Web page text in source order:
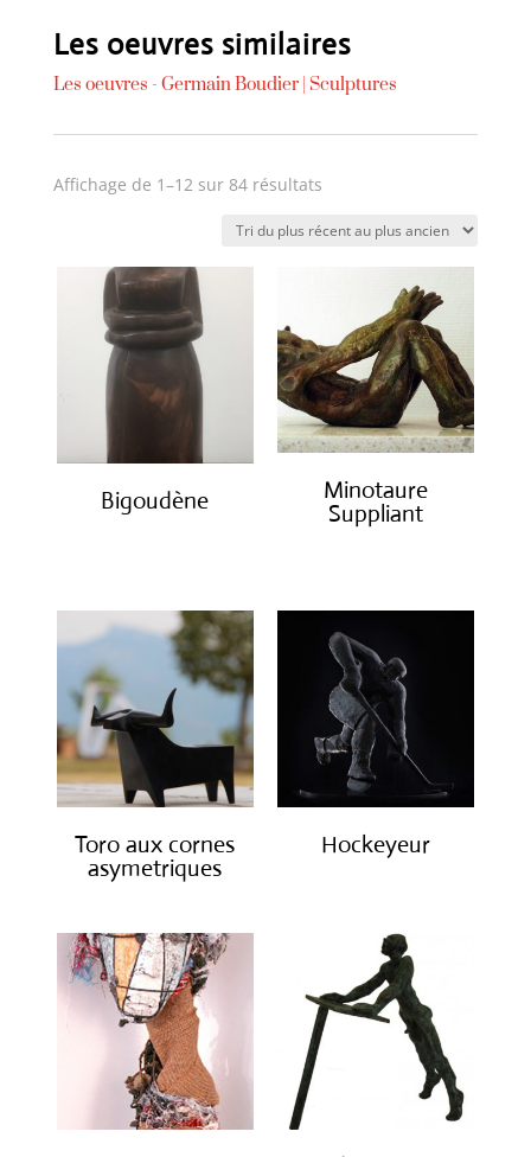
Les oeuvres similaires
Les oeuvres - Germain Boudier| Sculptures
Affichage de 1–12 sur 84 résultatsTrié
plus
ancien
Bigoudène
Minotaure
Suppliant
Toro aux cornes
asymetriques
Hockeyeur